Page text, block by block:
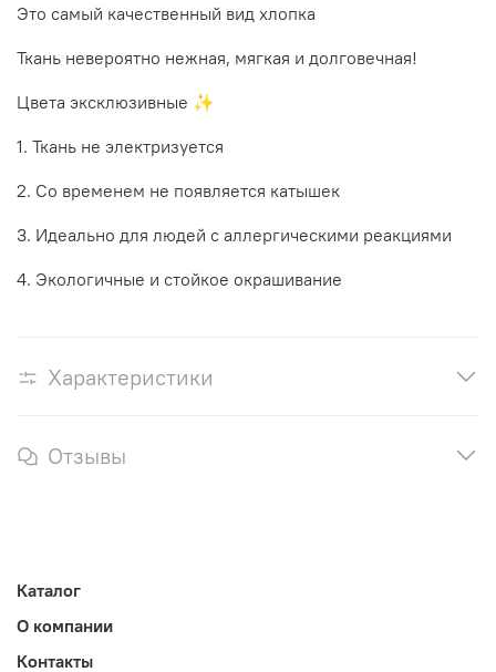
Это самый качественный вид хлопка
Ткань невероятно нежная, мягкая и долговечная!
Цвета эксклюзивные ✨
1. Ткань не электризуется
2. Со временем не появляется катышек
3. Идеально для людей с аллергическими реакциями
4. Экологичные и стойкое окрашивание
Характеристики
Отзывы
Каталог
О компании
Контакты